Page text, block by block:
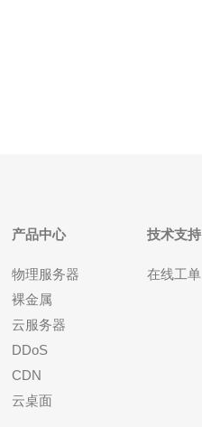
研发的高速网络，采用了
产品中心
物理服务器
裸金属
云服务器
DDoS
CDN
云桌面
技术支持
在线工单